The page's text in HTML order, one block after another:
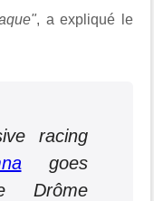
, a expliqué le
racing
goes
Drôme